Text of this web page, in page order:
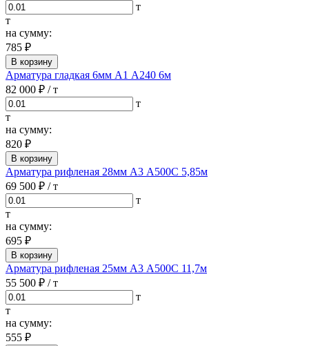
т
т
на сумму:
785 ₽
В корзину
Арматура гладкая 6мм А1 А240 6м
82 000 ₽ / т
т
т
на сумму:
820 ₽
В корзину
Арматура рифленая 28мм А3 А500С 5,85м
69 500 ₽ / т
т
т
на сумму:
695 ₽
В корзину
Арматура рифленая 25мм А3 А500С 11,7м
55 500 ₽ / т
т
т
на сумму:
555 ₽